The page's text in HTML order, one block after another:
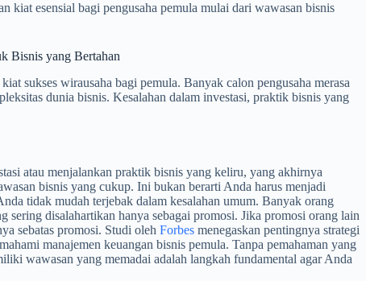
esensial bagi pengusaha pemula mulai dari wawasan bisnis
Bisnis yang Bertahan
sukses wirausaha bagi pemula. Banyak calon pengusaha merasa
dunia bisnis. Kesalahan dalam investasi, praktik bisnis yang
atau menjalankan praktik bisnis yang keliru, yang akhirnya
bisnis yang cukup. Ini bukan berarti Anda harus menjadi
tidak mudah terjebak dalam kesalahan umum. Banyak orang
disalahartikan hanya sebagai promosi. Jika promosi orang lain
sebatas promosi. Studi oleh Forbes menegaskan pentingnya strategi
manajemen keuangan bisnis pemula. Tanpa pemahaman yang
wawasan yang memadai adalah langkah fundamental agar Anda